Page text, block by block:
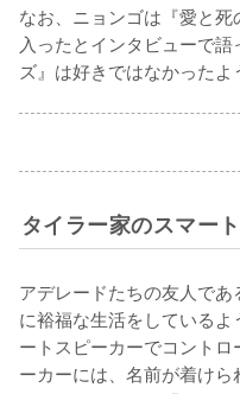
なお、ニョンゴは『愛と
入ったとインタビューで
ズ』は好きではなかったよ
タイラー家のスマー
アデレードたちの友人で
に裕福な生活をしている
ートスピーカーでコント
ーカーには、名前が着け